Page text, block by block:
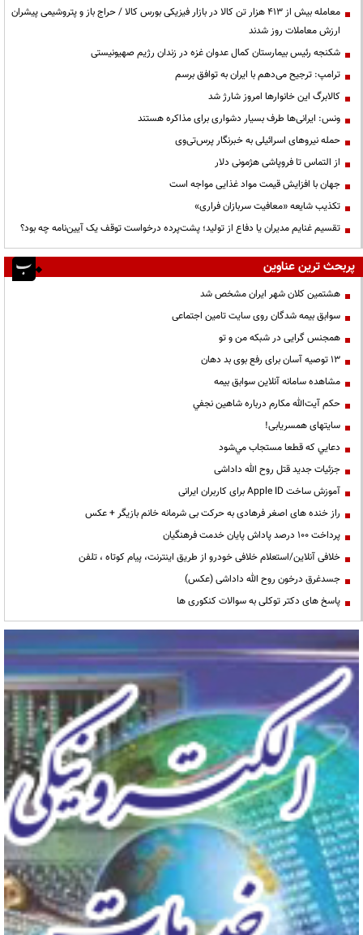
معامله بیش از ۴۱۳ هزار تن کالا در بازار فیزیکی بورس کالا / حراج باز و پتروشیمی پیشران
ارزش معاملات روز شدند
شکنجه رئیس بیمارستان کمال عدوان غزه در زندان رژیم صهیونیستی
ترامپ: ترجیح می‌دهم با ایران به توافق برسم
کالابرگ این خانوارها امروز شارژ شد
ونس: ایرانی‌ها طرف بسیار دشواری برای مذاکره هستند
حمله نیروهای اسرائیلی به خبرنگار پرس‌تی‌وی
از التماس تا فروپاشی هژمونی دلار
جهان با افزایش قیمت مواد غذایی مواجه است
تکذیب شایعه «معافیت سربازان فراری»
تقسیم غنایم مدیران یا دفاع از تولید؛ پشت‌پرده درخواست توقف یک آیین‌نامه چه بود؟
پربحث ترین عناوین
هشتمین کلان شهر ایران مشخص شد
سوابق بیمه شدگان روی سایت تامین اجتماعی
همجنس گرایی در شبکه من و تو
13 توصیه آسان برای رفع بوی بد دهان
مشاهده سامانه آنلاين سوابق بیمه
حكم آيت‌الله مكارم درباره شاهين نجفي
سایتهای همسریابی!
دعايي كه قطعا مستجاب مي‌شود
جزئیات جدید قتل روح الله داداشی
آموزش ساخت Apple ID برای کاربران ایرانی
راز خنده های اصغر فرهادی به حرکت بی شرمانه خانم بازیگر + عکس
پرداخت ۱۰۰ درصد پاداش پایان خدمت فرهنگیان
خلافی آنلاین/استعلام خلافی خودرو از طریق اینترنت، پیام کوتاه ، تلفن
جسدغرق درخون روح الله داداشی (عکس)
پاسخ های دکتر توکلی به سوالات کنکوری ها